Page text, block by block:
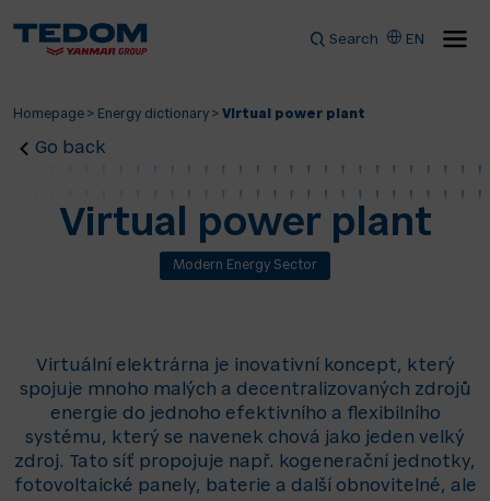
Search EN
Homepage > Energy dictionary > Virtual power plant
Go back
Virtual power plant
Modern Energy Sector
Virtuální elektrárna je inovativní koncept, který
spojuje mnoho malých a decentralizovaných zdrojů
energie do jednoho efektivního a flexibilního
systému, který se navenek chová jako jeden velký
zdroj. Tato síť propojuje např. kogenerační jednotky,
fotovoltaické panely, baterie a další obnovitelné, ale